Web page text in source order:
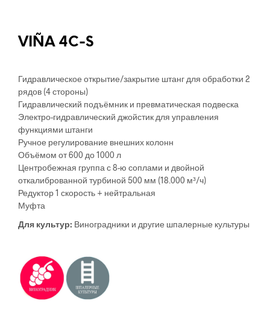
VIÑA 4C-S
Гидравлическое открытие/закрытие штанг для обработки 2
рядов (4 стороны)
Гидравлический подъёмник и превматическая подвеска
Электро-гидравлический джойстик для управления
функциями штанги
Ручное регулирование внешних колонн
Объёмом от 600 до 1000 л
Центробежная группа с 8-ю соплами и двойной
откалиброванной турбиной 500 мм (18.000 м³/ч)
Редуктор 1 скорость + нейтральная
Муфта
Для культур: Виноградники и другие шпалерные культуры